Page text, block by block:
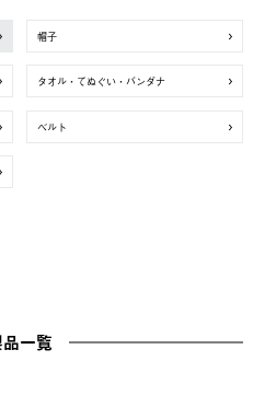
帽子
タオル・てぬぐい・バンダナ
ベルト
一覧